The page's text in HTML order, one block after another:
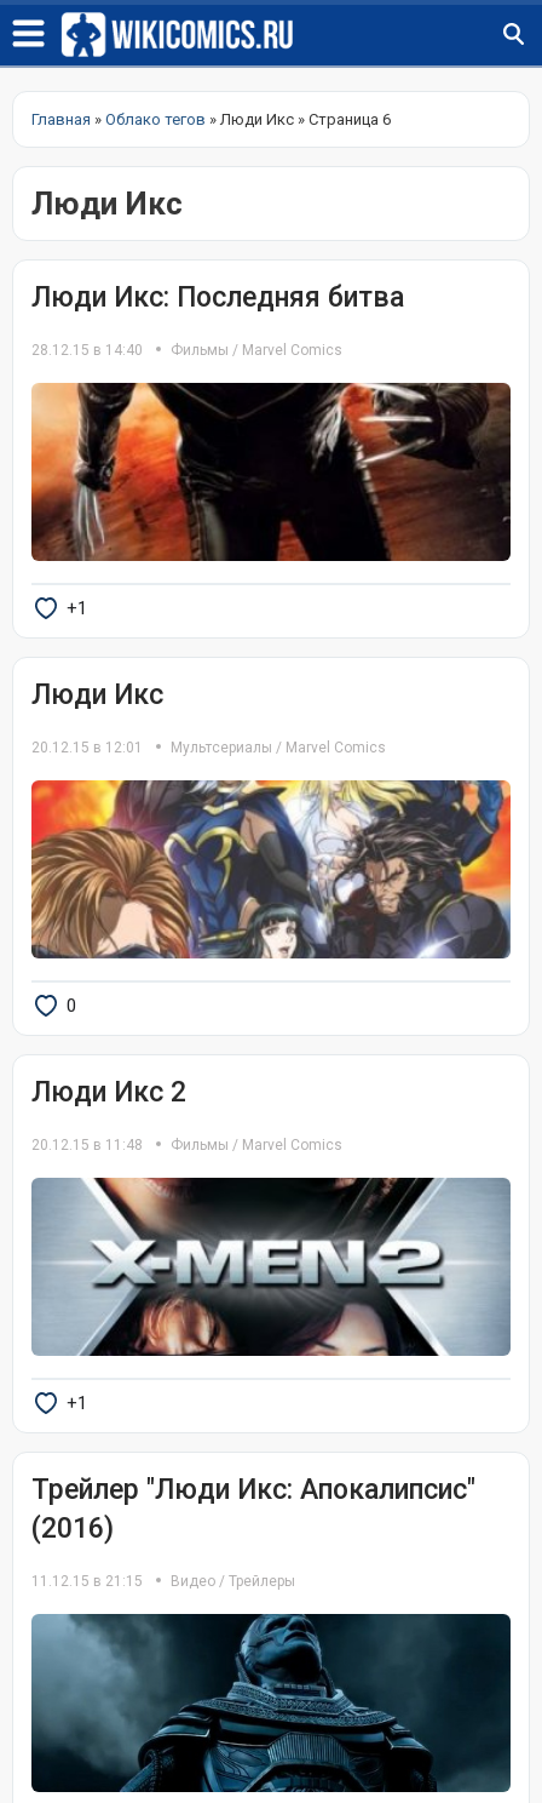
Главная » Облако тегов » Люди Икс » Страница 6
Люди Икс
Люди Икс: Последняя битва
28.12.15 в 14:40 Фильмы / Marvel Comics
+1
Люди Икс
20.12.15 в 12:01 Мультсериалы / Marvel Comics
0
Люди Икс 2
20.12.15 в 11:48 Фильмы / Marvel Comics
+1
Трейлер "Люди Икс: Апокалипсис"
(2016)
11.12.15 в 21:15 Видео / Трейлеры